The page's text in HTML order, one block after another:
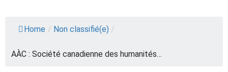
Home / Non classifié(e) /
AÀC : Société canadienne des humanités…